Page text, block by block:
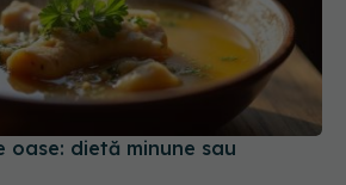
oase: dietă minune sau